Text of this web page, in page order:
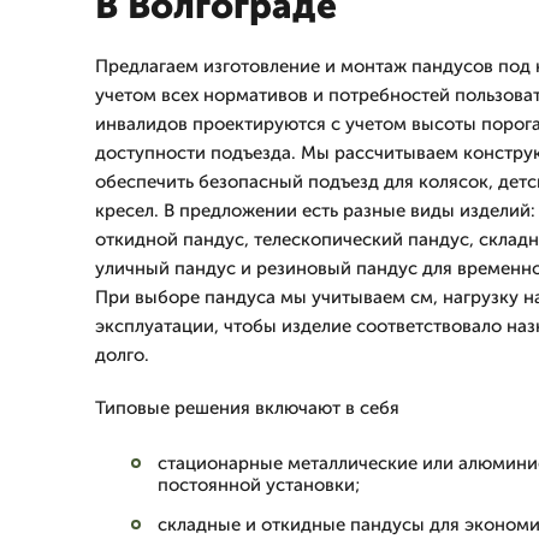
Предлагаем изготовление и монтаж пандусов под
учетом всех нормативов и потребностей
инвалидов проектируются с учетом высоты
доступности подъезда. Мы рассчитываем
обеспечить безопасный подъезд для колясок,
кресел. В предложении есть разные виды
откидной пандус, телескопический пандус,
уличный пандус и резиновый пандус для
При выборе пандуса мы учитываем см, нагрузку
эксплуатации, чтобы изделие соответствовало
долго.
Типовые решения включают в себя
стационарные металлические или
постоянной установки;
складные и откидные пандусы для